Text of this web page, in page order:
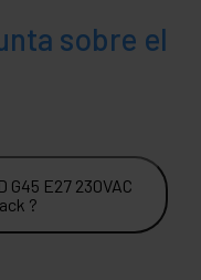
sobre el
G45 E27 230VAC
?